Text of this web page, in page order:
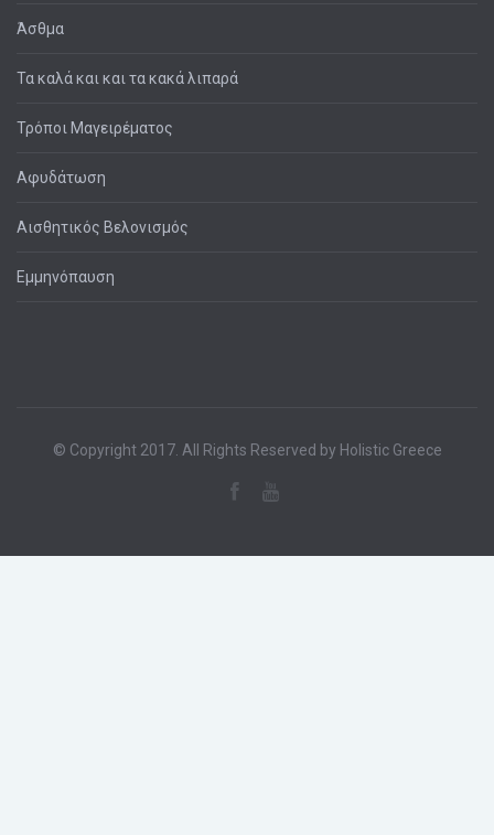
Άσθμα
Τα καλά και και τα κακά λιπαρά
Τρόποι Μαγειρέματος
Αφυδάτωση
Αισθητικός Βελονισμός
Εμμηνόπαυση
© Copyright 2017. All Rights Reserved by Holistic Greece